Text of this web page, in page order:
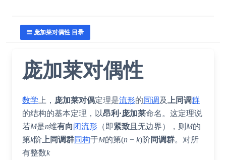
庞加莱对偶性 目录
庞加莱对偶性
数学 上， 庞加莱对偶定理是流形的同调 及 上同调群
的结构的基本定理，以昂利·庞加莱命名。这定理说
若M是n维有向闭流形 （即紧致 且无边界），则 M的
第k阶 上同调群同构于M的第(n − k)阶 同调群。对所
有整数k